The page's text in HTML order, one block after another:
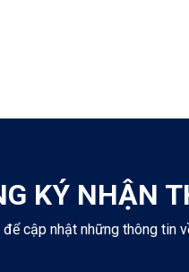
KÝ NHẬN
cập nhật những thông tin